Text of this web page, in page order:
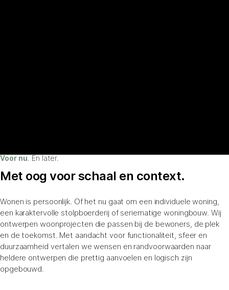
Voor nu . Én later.
Met oog voor schaal en context.
Wonen is persoonlijk. Of het nu gaat om een individuele woning,
een karaktervolle stolpboerderij of seriematige woningbouw. Wij
ontwerpen woonprojecten die passen bij de bewoners, de plek
en de toekomst. Met aandacht voor functionaliteit, sfeer en
duurzaamheid vertalen we wensen en randvoorwaarden naar
heldere ontwerpen die prettig aanvoelen en logisch zijn
opgebouwd.